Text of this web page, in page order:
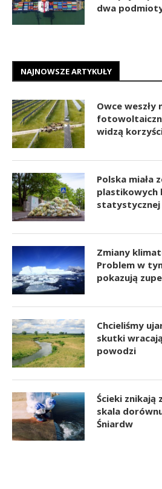
dwa
NAJNOWSZE ARTYKUŁY
Owce weszły
widzą
Polska miała
plastikowych
statystycznej
Zmiany
Problem w
pokazują
Chcieliśmy
skutki
powodzi
Ścieki znikają
skala
Śniardw